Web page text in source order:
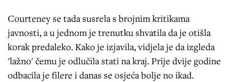
Courteney se tada susrela s brojnim kritikama
javnosti, a u jednom je trenutku shvatila da je otišla
korak predaleko. Kako je izjavila, vidjela je da izgleda
'lažno' čemu je odlučila stati na kraj. Prije dvije godine
odbacila je filere i danas se osjeća bolje no ikad.